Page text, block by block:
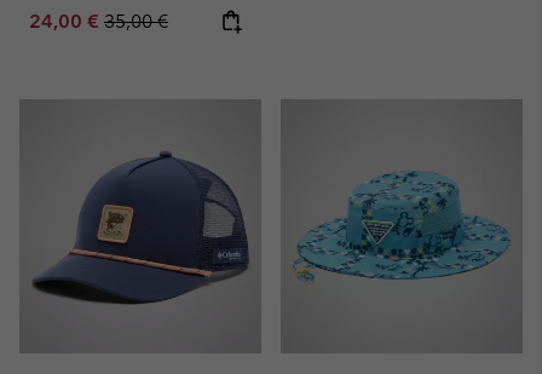
Sale price:
24,00 € Regular price:
35,00 €